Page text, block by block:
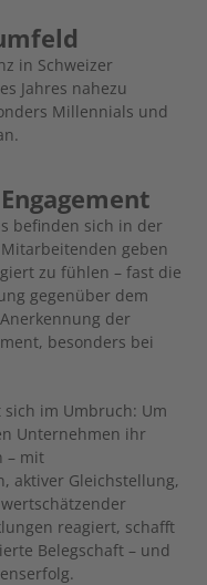
in Schweizer
Jahres nahezu
Millennials und
befinden sich in der
geben
zu fühlen – fast die
gegenüber dem
der
besonders bei
im Umbruch: Um
Unternehmen ihr
– mit
aktiver Gleichstellung,
reagiert, schafft
Belegschaft – und